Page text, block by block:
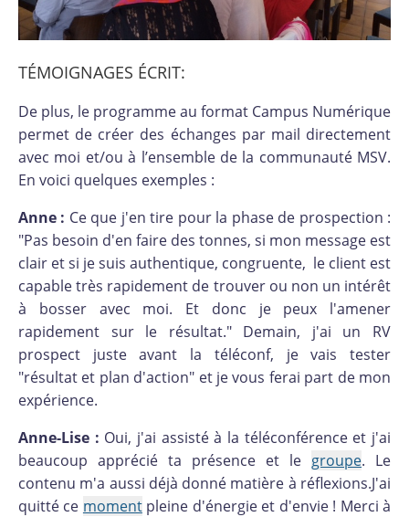
TÉMOIGNAGES ÉCRIT:
De plus, le programme au format Campus Numérique
permet de créer des échanges par mail directement
avec moi et/ou à l’ensemble de la communauté MSV.
En voici quelques exemples :
Anne : Ce que j'en tire pour la phase de prospection :
"Pas besoin d'en faire des tonnes, si mon message est
clair et si je suis authentique, congruente, le client est
capable très rapidement de trouver ou non un intérêt
à bosser avec moi. Et donc je peux l'amener
rapidement sur le résultat." Demain, j'ai un RV
prospect juste avant la téléconf, je vais tester
"résultat et plan d'action" et je vous ferai part de mon
expérience.
Anne-Lise : Oui, j'ai assisté à la téléconférence et j'ai
beaucoup apprécié ta présence et le groupe. Le
contenu m'a aussi déjà donné matière à réflexions.J'ai
quitté ce momentpleine d'énergie et d'envie ! Merci à